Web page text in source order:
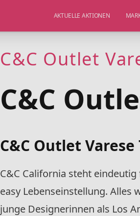
AKTUELLE AKTIONEN
C&C Outlet
C&C
C&C Outlet
C&C California steht
easy Lebenseinstellung. Alles
junge Designerinnen als Los